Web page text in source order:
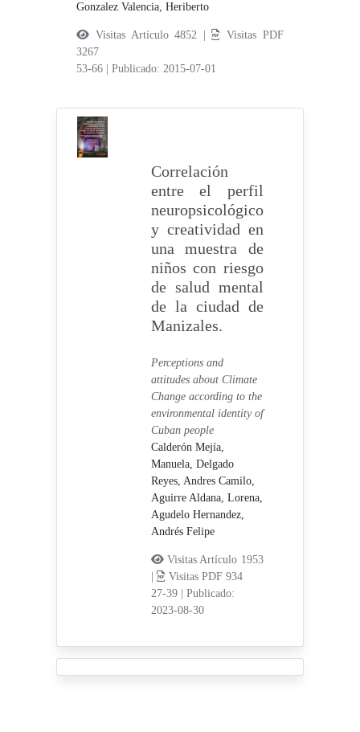
Gonzalez Valencia, Heriberto
Visitas Artículo 4852 |
Visitas PDF
3267
53-66
|Publicado: 2015-07-01
Correlación
entre el perfil
neuropsicológico
y creatividad en
una muestra de
niños con riesgo
de salud mental
de la ciudad de
Manizales.
Perceptions and
attitudes about Climate
Change according to the
environmental identity of
Cuban people
Calderón Mejía,
Manuela, Delgado
Reyes, Andres Camilo,
Aguirre Aldana, Lorena,
Agudelo Hernandez,
Andrés Felipe
Visitas Artículo 1953
Visitas PDF 934
27-39
Publicado:
2023-08-30